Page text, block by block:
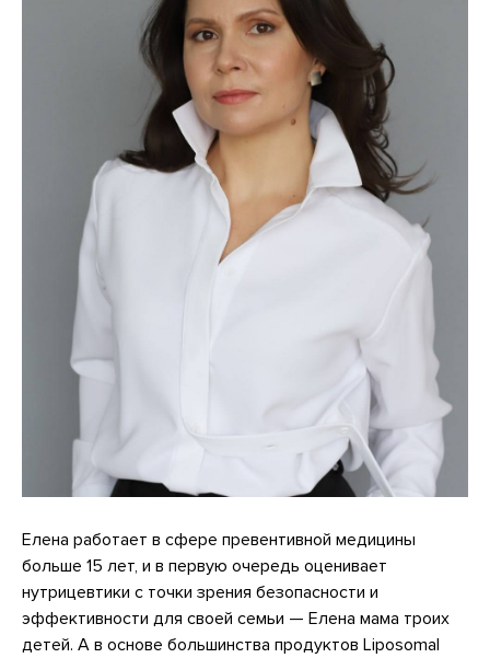
Елена работает в сфере превентивной медицины
больше 15 лет, и в первую очередь оценивает
нутрицевтики с точки зрения безопасности и
эффективности для своей семьи — Елена мама троих
детей. А в основе большинства продуктов Liposomal